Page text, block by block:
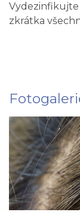
Vydezinfikujte
zkrátka